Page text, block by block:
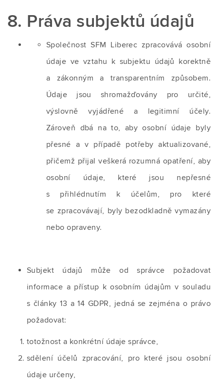
8. Práva subjektů údajů
Společnost SFM Liberec zpracovává osobní
údaje ve vztahu k subjektu údajů korektně
a zákonným a transparentním způsobem.
Údaje jsou shromažďovány pro určité,
výslovně vyjádřené a legitimní účely.
Zároveň dbá na to, aby osobní údaje byly
přesné a v případě potřeby aktualizované,
přičemž přijal veškerá rozumná opatření, aby
osobní údaje, které jsou nepřesné
s přihlédnutím k účelům, pro které
se zpracovávají, byly bezodkladně vymazány
nebo opraveny.
Subjekt údajů může od správce požadovat
informace a přístup k osobním údajům v souladu
s články 13 a 14 GDPR, jedná se zejména o právo
požadovat:
totožnost a konkrétní údaje správce,
sdělení účelů zpracování, pro které jsou osobní
údaje určeny,